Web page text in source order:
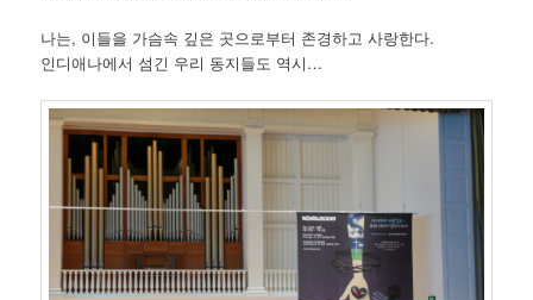
나는, 이들을 가슴속 깊은 곳으로부터 존경하고 사랑한다.
인디애나에서 섬긴 우리 동지들도 역시…